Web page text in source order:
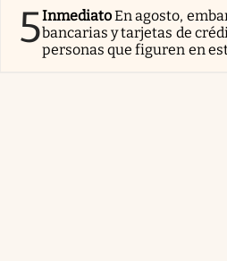
5InmediatoEn agosto,
bancarias y tarjetas de
personas que figuren en